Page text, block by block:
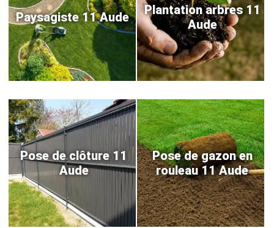
Paysagiste 11 Aude
Plantation arbres 11
Aude
Pose de clôture 11
Aude
Pose de gazon en
rouleau 11 Aude